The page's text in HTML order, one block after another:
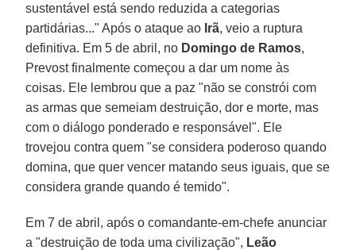
sustentável está sendo reduzida a categorias
partidárias..." Após o ataque ao Irã, veio a ruptura
definitiva. Em 5 de abril, no Domingo de Ramos,
Prevost finalmente começou a dar um nome às
coisas. Ele lembrou que a paz "não se constrói com
as armas que semeiam destruição, dor e morte, mas
com o diálogo ponderado e responsável". Ele
trovejou contra quem "se considera poderoso quando
domina, que quer vencer matando seus iguais, que se
considera grande quando é temido".
Em 7 de abril, após o comandante-em-chefe anunciar
a "destruição de toda uma civilização", Leão